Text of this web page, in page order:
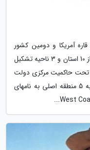
قاره آمریکا و دومین کشور
عظیم دنیا بعد از روسیه است. کشور کانادا از 10 استان و 3 ناحیه تشکیل
حاکمیت مرکزی دولت
فدرال می باشند. از نظر جغرافیایی کانادا به 5 منطقه اصلی به نامهای